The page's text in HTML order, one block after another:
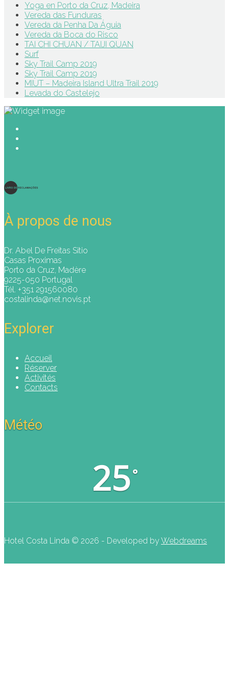
Yoga en Porto da Cruz, Madeira
Vereda das Funduras
Vereda da Penha Da Águia
Vereda da Boca do Risco
TAI CHI CHUAN / TAIJI QUAN
Surf
Sky Trail Camp 2019
Sky Trail Camp 2019
MIUT – Madeira Island Ultra Trail 2019
Levada do Castelejo
À propos de nous
Dr. Abel De Freitas Sitio
Casas Proximas
Porto da Cruz, Madère
9225-050 Portugal
Tél. +351 291560080
costalinda@net.novis.pt
Explorer
Accueil
Réserver
Activités
Contacts
Météo
25°
Hotel Costa Linda © 2026 - Developed by Webdreams